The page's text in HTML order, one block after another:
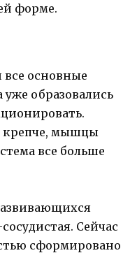
форме.
все основные
образовались
крепче, мышцы
все больше
Сейчас
сформировано